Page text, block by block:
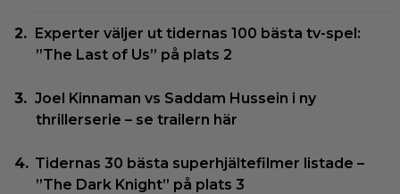
Experter väljer ut tidernas 100 bästa tv-spel:
”The Last of Us” på plats 2
Joel Kinnaman vs Saddam Hussein i ny
thrillerserie – se trailern här
Tidernas 30 bästa superhjältefilmer listade –
”The Dark Knight” på plats 3